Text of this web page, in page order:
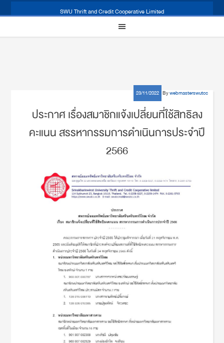
SWU Thrift and Credit Cooperative Limited
23/11/2022 Bywebmasterswutcc
ประกาศ เรื่องสมาชิกแจ้งเปลี่ยนที่ใช้สิทธิลง
คะแนน สรรหากรรมการดำเนินการประจำปี
2566